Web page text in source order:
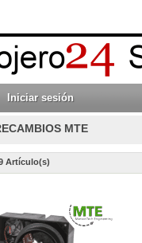
Iniciar sesión
MTE
Artículo(s)